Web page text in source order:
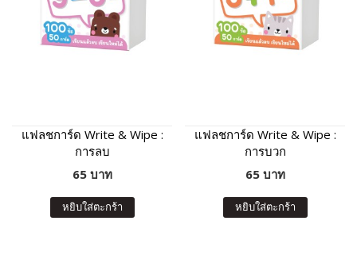
แฟลชการ์ด Write & Wipe :
การลบ
65 บาท
หยิบใส่ตะกร้า
แฟลชการ์ด Write & Wipe :
การบวก
65 บาท
หยิบใส่ตะกร้า